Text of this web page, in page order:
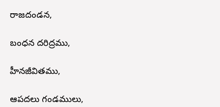
రాజదండన,
బంధన దరిద్రము,
హీనజీవితము,
ఆపదలు గండములు,